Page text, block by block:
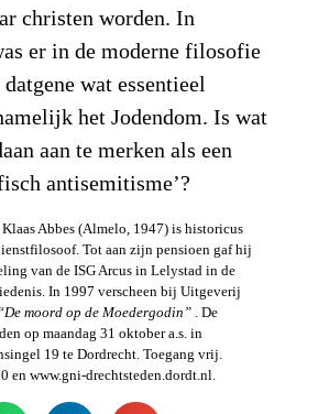
christen worden. In
er in de moderne filosofie
wat essentieel
het Jodendom. Is wat
aan te merken als een
antisemitisme’?
Klaas Abbes (Almelo, 1947) is historicus
Tot aan zijn pensioen gaf hij
van de ISG Arcus in Lelystad in de
In 1997 verscheen bij Uitgeverij
“De moord op de Moedergodin” De
op maandag 31 oktober a.s. in
19 te Dordrecht. Toegang vrij.
en www.gni-drechtsteden.dordt.nl.